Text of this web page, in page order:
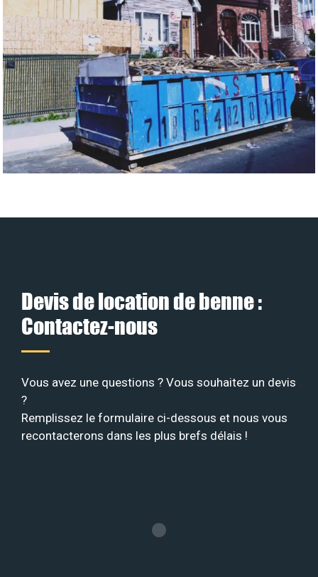
Devis de location de benne :
Contactez-nous
Vous avez une questions ? Vous souhaitez un devis
?
Remplissez le formulaire ci-dessous et nous vous
recontacterons dans les plus brefs délais !